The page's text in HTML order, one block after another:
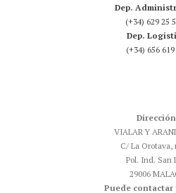
Dep.
(+34) 629 25
Dep.
(+34) 656
VIALAR Y
C/ La Orotava,
Pol. Ind. San
29006
Puede contactar